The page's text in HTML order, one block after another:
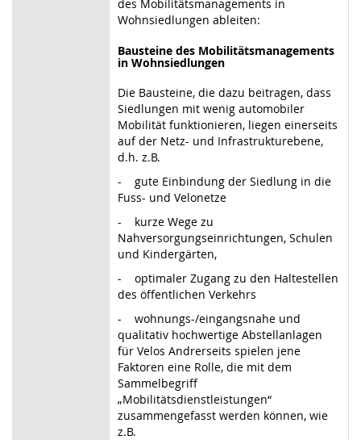
des Mobilitätsmanagements in
Wohnsiedlungen ableiten:
Bausteine des Mobilitätsmanagements
in Wohnsiedlungen
Die Bausteine, die dazu beitragen, dass
Siedlungen mit wenig automobiler
Mobilität funktionieren, liegen einerseits
auf der Netz- und Infrastrukturebene,
d.h. z.B.
- gute Einbindung der Siedlung in die
Fuss- und Velonetze
- kurze Wege zu
Nahversorgungseinrichtungen, Schulen
und Kindergärten,
- optimaler Zugang zu den Haltestellen
des öffentlichen Verkehrs
- wohnungs-/eingangsnahe und
qualitativ hochwertige Abstellanlagen
für Velos Andrerseits spielen jene
Faktoren eine Rolle, die mit dem
Sammelbegriff
„Mobilitätsdienstleistungen“
zusammengefasst werden können, wie
z.B.